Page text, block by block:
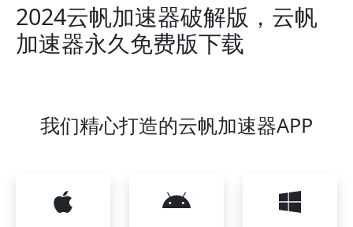
2024云帆加速器破解版，云帆
加速器永久免费版下载
我们精心打造的云帆加速器APP